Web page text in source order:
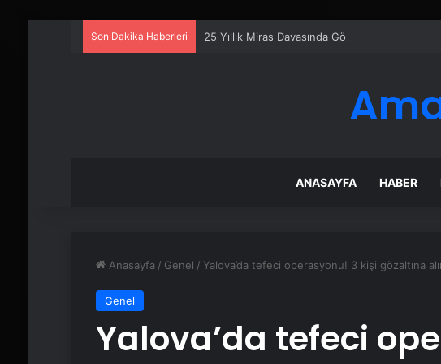
Son Dakika Haberleri 25 Yıllık Miras Davasında Gözler Temmuz
ANASAYFA HABER
Anasayfa / Genel / Yalova’da tefeci operasyonu! 3 kişi gözaltına
Genel
Yalova’da tefeci